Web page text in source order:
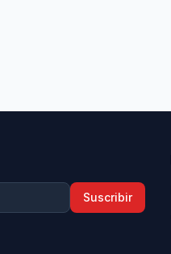
Suscribir